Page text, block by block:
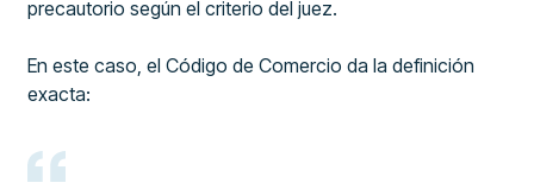
precautorio según el criterio del juez.
En este caso, el Código de Comercio da la definición
exacta: